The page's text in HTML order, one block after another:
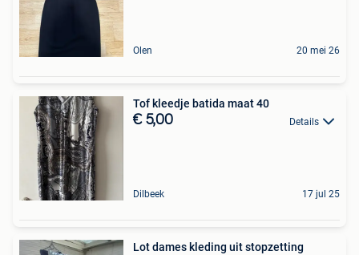
Olen 20 mei 26
Tof kleedje batida maat 40
€ 5,00 Details
Dilbeek 17 jul 25
Lot dames kleding uit stopzetting